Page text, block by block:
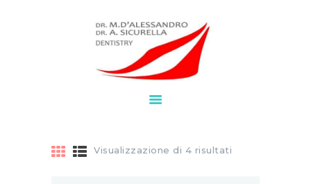
NEWSVisualizzazione di 4 risultati